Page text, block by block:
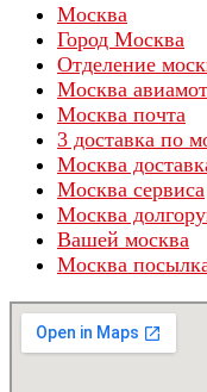
Москва
Город Москва
Отделение
Москва
Москва почта
3 доставка по
Москва
Москва сервиса
Москва
Вашей москва
Москва